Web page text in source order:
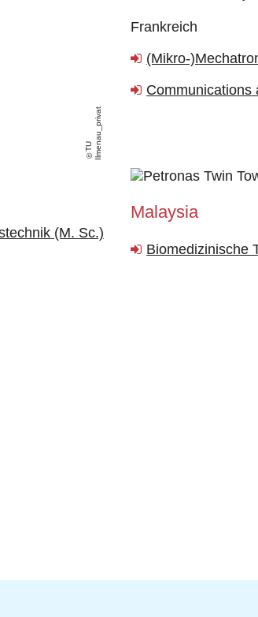
Frankreich
(Mikro-
Communications
T
U
Il
m
e
n
a
u
_
p
ri
v
a t
(M. Sc.)
Malaysia
Biomedizinische